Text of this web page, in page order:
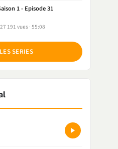
1 - Episode 31
191 vues 55:08
SERIES